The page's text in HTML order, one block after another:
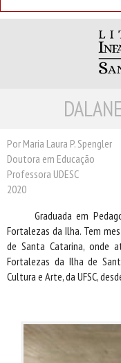
Por Maria Laura P. Spengler
Doutora em Educação
Professora UDESC
2020
Graduada em
Fortalezas da Ilha. Tem
de Santa Catarina, onde
Fortalezas da Ilha de
Cultura e Arte, da UFSC,